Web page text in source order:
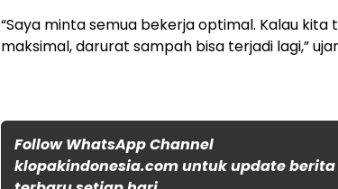
“Saya minta semua bekerja optimal. Kalau kita
maksimal, darurat sampah bisa terjadi lagi,”
Follow WhatsApp Channel
klopakindonesia.com untuk update berita